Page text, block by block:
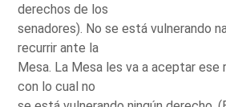
derechos de los
senadores). No se está vulnerando
recurrir ante la
Mesa. La Mesa les va a aceptar ese
con lo cual no